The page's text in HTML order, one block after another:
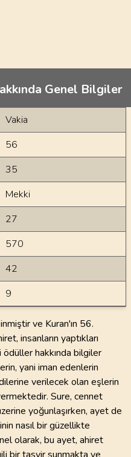
Genel Bilgiler
Vakia
56
35
Mekki
27
570
42
9
ve Kuran'ın 56.
insanların yaptıkları
hakkında bilgiler
yani iman edenlerin
verilecek olan eşlerin
Sure, cennet
yoğunlaşırken, ayet de
nasıl bir güzellikte
olarak, bu ayet, ahiret